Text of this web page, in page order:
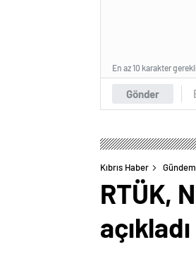
Gönder
En az 10 karakter gerekli
Kıbrıs Haber Gündem
RTÜK,
açıkladı